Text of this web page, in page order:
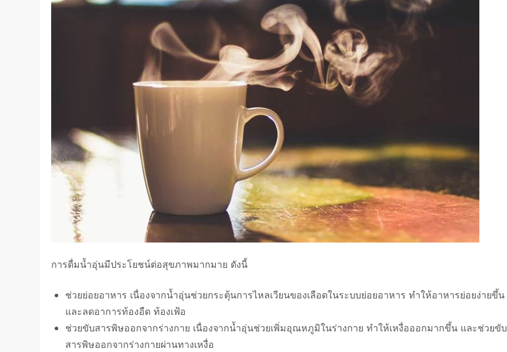
การดื่มน้ำอุ่นมีประโยชน์ต่อสุขภาพมากมาย ดังนี้
ช่วยย่อยอาหาร เนื่องจากน้ำอุ่นช่วยกระตุ้นการไหลเวียนของเลือดในระบบย่อยอาหาร ทำให้อาหารย่อยง่ายขึ้น
และลดอาการท้องอืด ท้องเฟ้อ
ช่วยขับสารพิษออกจากร่างกาย เนื่องจากน้ำอุ่นช่วยเพิ่มอุณหภูมิในร่างกาย ทำให้เหงื่อออกมากขึ้น และช่วยขับ
สารพิษออกจากร่างกายผ่านทางเหงื่อ